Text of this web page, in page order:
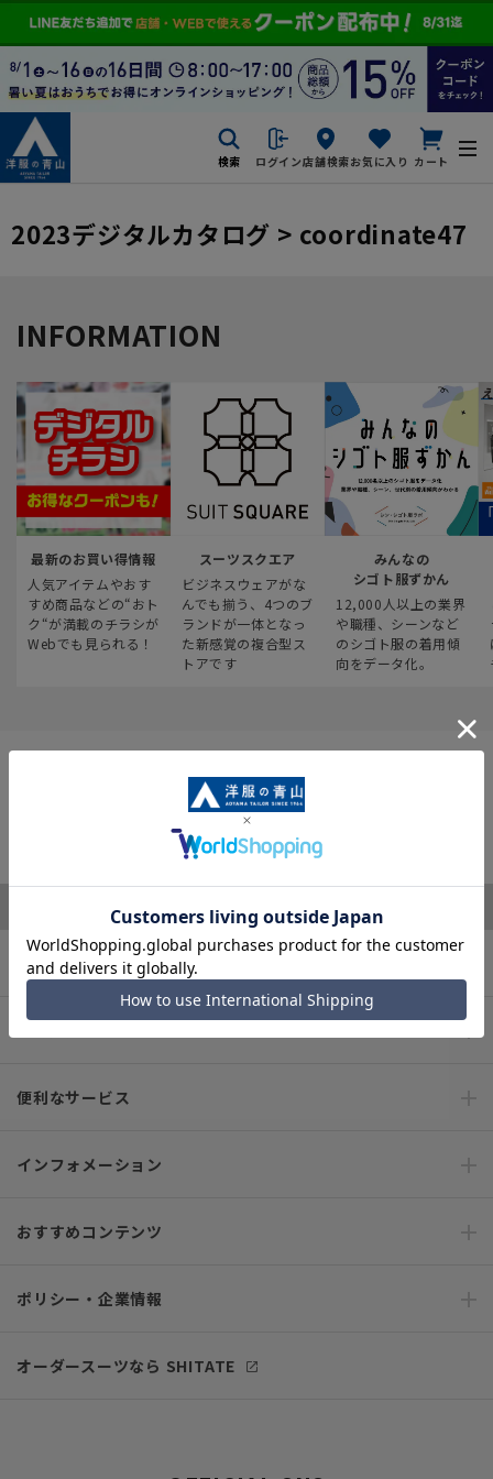
検索 ログイン店舗検索お気に入り カート
2023デジタルカタログ > coordinate47
INFORMATION
最新のお買い得情報
人気アイテムやおす
すめ商品などの“おト
ク“が満載のチラシが
Webでも見られる！
スーツスクエア
ビジネスウェアがな
んでも揃う、4つのブ
ランドが一体となっ
た新感覚の複合型ス
トアです
みんなの
シゴト服ずかん
12,000人以上の業界
や職種、シーンなど
のシゴト服の着用傾
向をデータ化。
ご利用ガイド サポート・お問い合わせ
※税表記がないものはすべて税込み価格となります
キャンペーン情報
便利なサービス
インフォメーション
おすすめコンテンツ
ポリシー・企業情報
オーダースーツなら SHITATE